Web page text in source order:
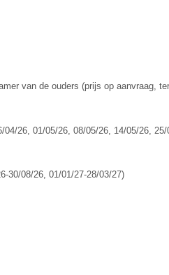
van de ouders (prijs op aanvraag,
26, 01/05/26, 08/05/26, 14/05/26,
30/08/26, 01/01/27-28/03/27)